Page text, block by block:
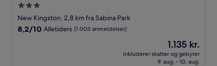
3.0-
stjernet
overnatningssted
New Kingston, 2,8 km fra Sabina Park
8.2
8,2/10 Alletiders (1.003 anmeldelser)
Prisen
er
1.135 kr.
1.135 kr.
inkluderer skatter og gebyrer
9. aug. - 10. aug.